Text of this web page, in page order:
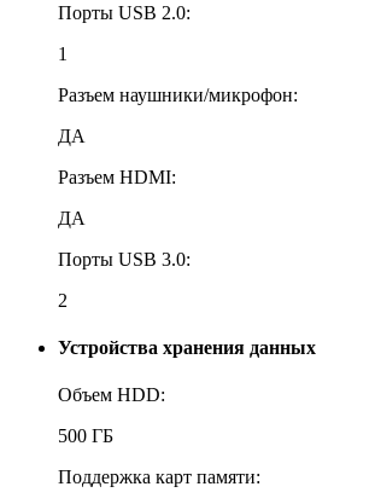
Порты USB 2.0:
1
Разъем наушники/микрофон:
ДА
Разъем HDMI:
ДА
Порты USB 3.0:
2
Устройства хранения данных
Объем HDD:
500 ГБ
Поддержка карт памяти: